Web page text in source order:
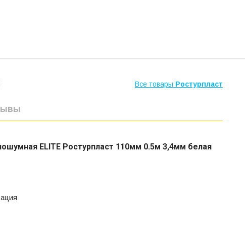
Все товары Ростурпласт
ELITE Ростурпласт 110мм 0.5м 3,4мм белая